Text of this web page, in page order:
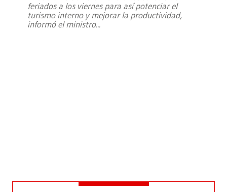
feriados a los viernes para así potenciar el
turismo interno y mejorar la productividad,
informó el ministro...